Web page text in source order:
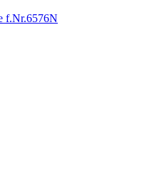
f.Nr.6576N